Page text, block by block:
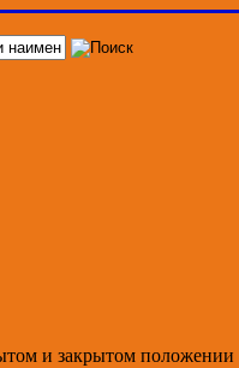
и закрытом положении